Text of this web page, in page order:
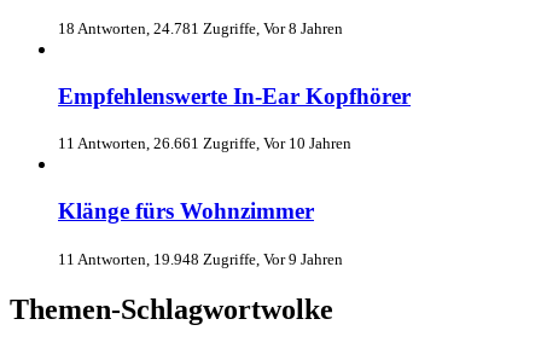
18 Antworten, 24.781 Zugriffe, Vor 8 Jahren
Empfehlenswerte In-Ear Kopfhörer
11 Antworten, 26.661 Zugriffe, Vor 10 Jahren
Klänge fürs Wohnzimmer
11 Antworten, 19.948 Zugriffe, Vor 9 Jahren
Themen-Schlagwortwolke